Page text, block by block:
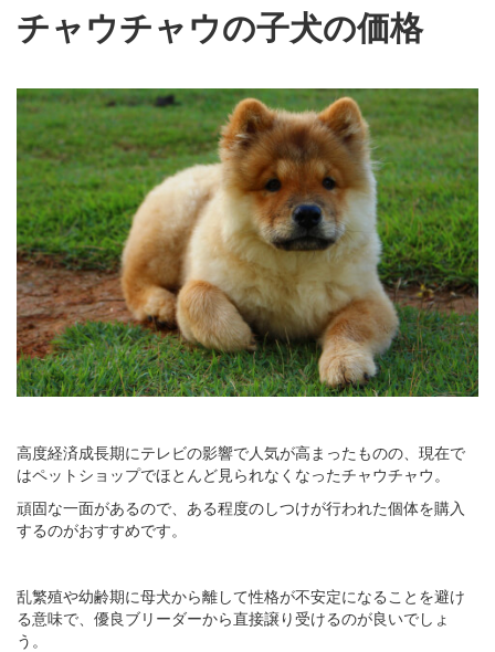
チャウチャウの子犬の価格
高度経済成長期にテレビの影響で人気が高まったものの、現在で
はペットショップでほとんど見られなくなったチャウチャウ。
頑固な一面があるので、ある程度のしつけが行われた個体を購入
するのがおすすめです。
乱繁殖や幼齢期に母犬から離して性格が不安定になることを避け
る意味で、優良ブリーダーから直接譲り受けるのが良いでしょ
う。